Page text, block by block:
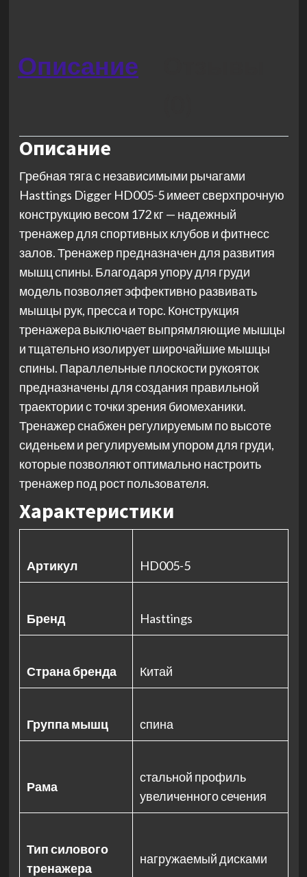
Описание
Описание
Гребная тяга с независимыми рычагами
Hasttings Digger HD005-5 имеет сверхпрочную
конструкцию весом 172 кг — надежный
тренажер для спортивных клубов и фитнесс
залов. Тренажер предназначен для развития
мышц спины. Благодаря упору для груди
модель позволяет эффективно развивать
мышцы рук, пресса и торс. Конструкция
тренажера выключает выпрямляющие мышцы
и тщательно изолирует широчайшие мышцы
спины. Параллельные плоскости рукояток
предназначены для создания правильной
траектории с точки зрения биомеханики.
Тренажер снабжен регулируемым по высоте
сиденьем и регулируемым упором для груди,
которые позволяют оптимально настроить
тренажер под рост пользователя.
Характеристики
Артикул HD005-5
Бренд Hasttings
Страна бренда Китай
Группа мышц спина
Рама
стальной профиль
увеличенного сечения
Тип силового
тренажера
нагружаемый дисками